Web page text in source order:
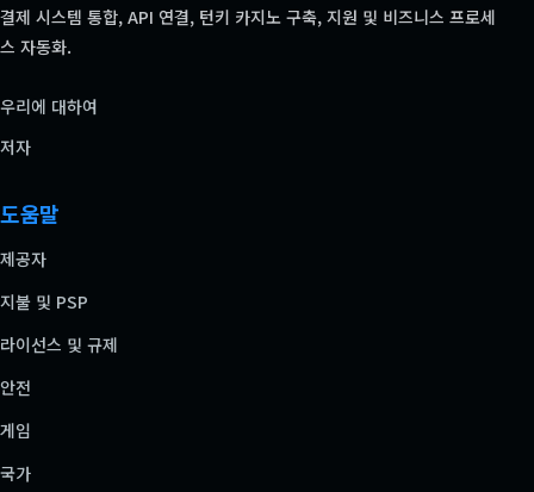
결제 시스템 통합, API 연결, 턴키 카지노 구축, 지원 및 비즈니스 프로세
스 자동화.
우리에 대하여
저자
도움말
제공자
지불 및 PSP
라이선스 및 규제
안전
게임
국가